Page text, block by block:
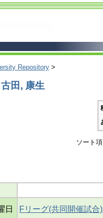
Repository >
田, 康生
ソート
日 Fリーグ(共同開催試